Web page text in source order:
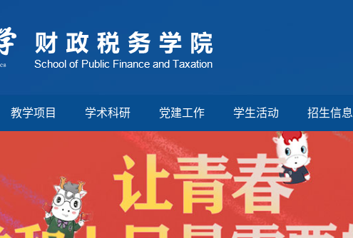
教学项目 学术科研 党建工作 学生活动 招生信息